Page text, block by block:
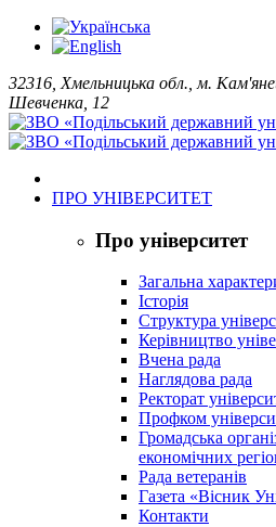
32316, Хмельницька обл., м.
Шевченка, 12
ПРО УНІВЕРСИТЕТ
Про університет
Загальна
Історія
Структура
Керівництво
Вчена рада
Наглядова рада
Ректорат
Профком
Громадська
економічних
Рада ветеранів
Газета «Вісник
Контакти